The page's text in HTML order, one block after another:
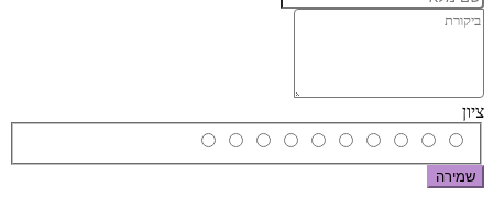
ציון
שמירה